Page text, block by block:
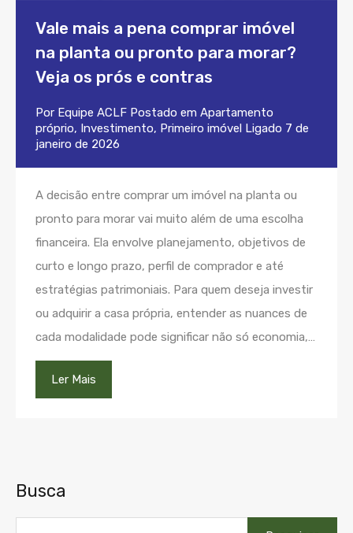
Vale mais a pena comprar imóvel
na planta ou pronto para morar?
Veja os prós e contras
Por Equipe ACLF Postado em Apartamento
próprio, Investimento, Primeiro imóvel Ligado 7 de
janeiro de 2026
A decisão entre comprar um imóvel na planta ou
pronto para morar vai muito além de uma escolha
financeira. Ela envolve planejamento, objetivos de
curto e longo prazo, perfil de comprador e até
estratégias patrimoniais. Para quem deseja investir
ou adquirir a casa própria, entender as nuances de
cada modalidade pode significar não só economia,…
Ler Mais
Busca